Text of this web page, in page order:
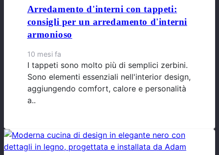
Arredamento d'interni con tappeti:
consigli per un arredamento d'interni
armonioso
10 mesi fa
I tappeti sono molto più di semplici zerbini.
Sono elementi essenziali nell'interior design,
aggiungendo comfort, calore e personalità
a..